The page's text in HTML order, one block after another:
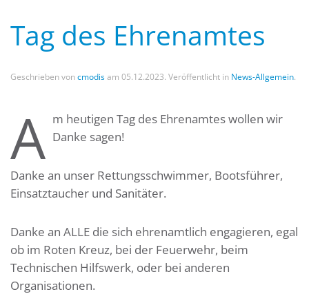
Tag des Ehrenamtes
Geschrieben voncmodisam 05.12.2023. Veröffentlicht in News-Allgemein.
A m heutigen Tag des Ehrenamtes wollen wir
Danke sagen!
Danke an unser Rettungsschwimmer, Bootsführer,
Einsatztaucher und Sanitäter.
Danke an ALLE die sich ehrenamtlich engagieren, egal
ob im Roten Kreuz, bei der Feuerwehr, beim
Technischen Hilfswerk, oder bei anderen
Organisationen.